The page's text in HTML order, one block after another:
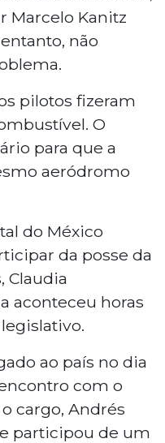
Marcelo Kanitz
não
pilotos fizeram
O
para que a
aeródromo
do México
da posse da
Claudia
aconteceu horas
ao país no dia
com o
cargo, Andrés
participou de um